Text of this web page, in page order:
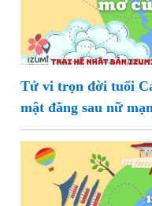
Tử vi trọn đời tuổi
mật đằng sau nữ